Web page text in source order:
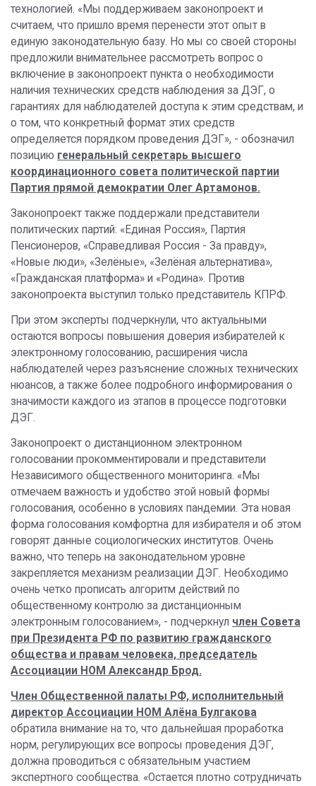
технологией. «Мы поддерживаем законопроект и
считаем, что пришло время перенести этот опыт в
единую законодательную базу. Но мы со своей стороны
предложили внимательнее рассмотреть вопрос о
включение в законопроект пункта о необходимости
наличия технических средств наблюдения за ДЭГ, о
гарантиях для наблюдателей доступа к этим средствам, и
о том, что конкретный формат этих средств
определяется порядком проведения ДЭГ», - обозначил
позицию генеральный секретарь высшего
координационного совета политической партии
Партия прямой демократии Олег Артамонов.
Законопроект также поддержали представители
политических партий: «Единая Россия», Партия
Пенсионеров, «Справедливая Россия - За правду»,
«Новые люди», «Зелёные», «Зелёная альтернатива»,
«Гражданская платформа» и «Родина». Против
законопроекта выступил только представитель КПРФ.
При этом эксперты подчеркнули, что актуальными
остаются вопросы повышения доверия избирателей к
электронному голосованию, расширения числа
наблюдателей через разъяснение сложных технических
нюансов, а также более подробного информирования о
значимости каждого из этапов в процессе подготовки
ДЭГ.
Законопроект о дистанционном электронном
голосовании прокомментировали и представители
Независимого общественного мониторинга. «Мы
отмечаем важность и удобство этой новый формы
голосования, особенно в условиях пандемии. Эта новая
форма голосования комфортна для избирателя и об этом
говорят данные социологических институтов. Очень
важно, что теперь на законодательном уровне
закрепляется механизм реализации ДЭГ. Необходимо
очень четко прописать алгоритм действий по
общественному контролю за дистанционным
электронным голосованием», - подчеркнул член Совета
при Президента РФ по развитию гражданского
общества и правам человека, председатель
Ассоциации НОМ Александр Брод.
Член Общественной палаты РФ, исполнительный
директор Ассоциации НОМ Алёна Булгакова
обратила внимание на то, что дальнейшая проработка
норм, регулирующих все вопросы проведения ДЭГ,
должна проводиться с обязательным участием
экспертного сообщества. «Остается плотно сотрудничать